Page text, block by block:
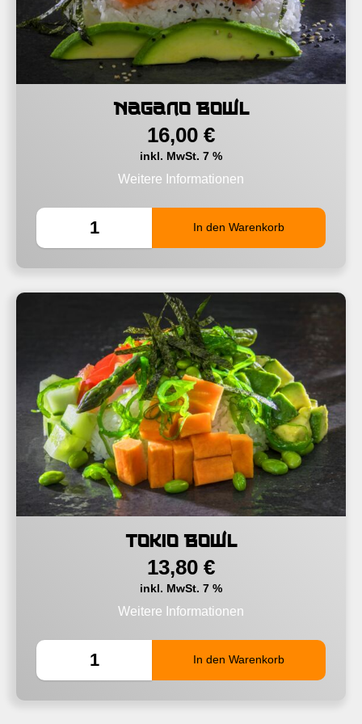
Nagano Bowl
16,00 €
inkl. MwSt. 7 %
Weitere Informationen
Tokio Bowl
13,80 €
inkl. MwSt. 7 %
Weitere Informationen